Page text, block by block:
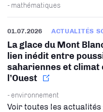
Voir toutes les actualités
- mathématiques
01.07.2026 ACTUALITÉS
La glace du Mont
lien inédit entre
sahariennes et climat
l’Ouest
- environnement